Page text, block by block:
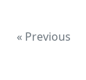
« Previous